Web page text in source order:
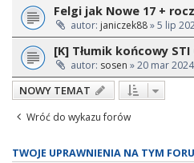
Felgi jak Nowe 17 +
autor: janiczek88» 5 lip
[K] Tłumik końcowy STI
autor: sosen » 20 mar
NOWY TEMAT
Wróć do wykazu forów
TWOJE UPRAWNIENIA NA TYM